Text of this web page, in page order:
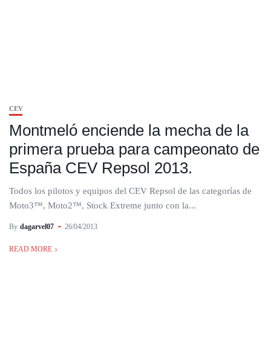
CEV
Montmeló enciende la mecha de la
primera prueba para campeonato de
España CEV Repsol 2013.
Todos los pilotos y equipos del CEV Repsol de las categorías de
Moto3™, Moto2™, Stock Extreme junto con la...
By dagarvel07 26/04/2013
READ MORE